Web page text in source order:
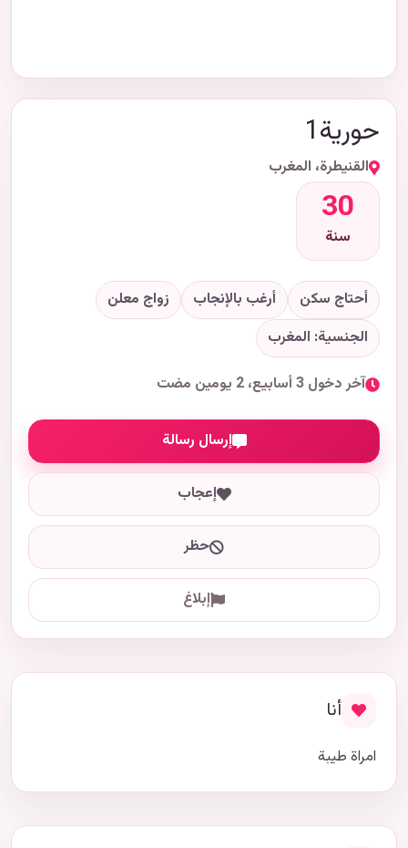
حورية1
القنيطرة، المغرب
30
سنة
أحتاج سكن أرغب بالإنجاب
زواج معلن
الجنسية: المغرب
آخر دخول 3 أسابيع، 2 يومين مضت
إرسال رسالة
إعجاب
حظر
إبلاغ
أنا
امراة طيبة